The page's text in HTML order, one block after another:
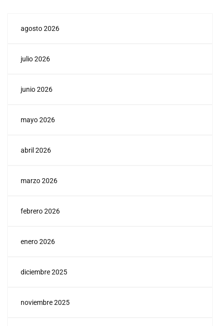
agosto 2026
julio 2026
junio 2026
mayo 2026
abril 2026
marzo 2026
febrero 2026
enero 2026
diciembre 2025
noviembre 2025